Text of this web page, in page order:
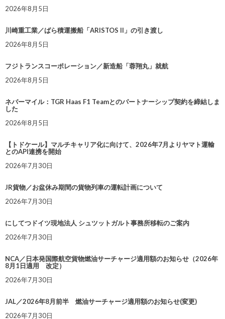
2026年8月5日
川崎重工業／ばら積運搬船「ARISTOS II」の引き渡し
2026年8月5日
フジトランスコーポレーション／新造船「蓉翔丸」就航
2026年8月5日
ネバーマイル：TGR Haas F1 Teamとのパートナーシップ契約を締結しま
した
2026年8月5日
【トドケール】マルチキャリア化に向けて、2026年7月よりヤマト運輸
とのAPI連携を開始
2026年7月30日
JR貨物／お盆休み期間の貨物列車の運転計画について
2026年7月30日
にしてつドイツ現地法人 シュツットガルト事務所移転のご案内
2026年7月30日
NCA／日本発国際航空貨物燃油サーチャージ適用額のお知らせ（2026年
8月1日適用 改定）
2026年7月30日
JAL／2026年8月前半 燃油サーチャージ適用額のお知らせ(変更)
2026年7月30日